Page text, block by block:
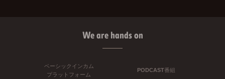
We are hands on
ベーシックインカム
プラットフォーム
PODCAST番組